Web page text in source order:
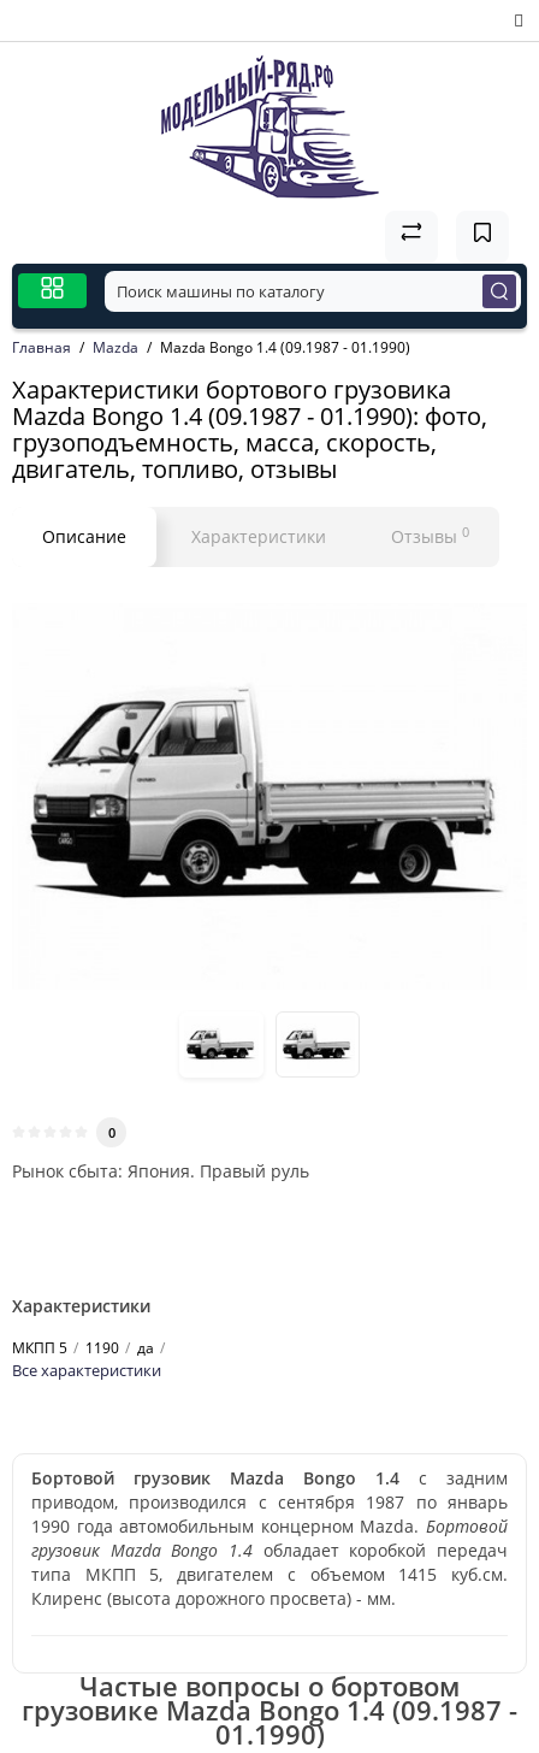
Главная Mazda Mazda Bongo 1.4 (09.1987 - 01.1990)
Характеристики бортового грузовика
Mazda Bongo 1.4 (09.1987 - 01.1990): фото,
грузоподъемность, масса, скорость,
двигатель, топливо, отзывы
Описание Характеристики Отзывы 0
0
Рынок сбыта: Япония. Правый руль
Характеристики
МКПП 5 1190 да
Все характеристики
Бортовой грузовик Mazda Bongo 1.4 с задним
приводом, производился с сентября 1987 по январь
1990 года автомобильным концерном Mazda. Бортовой
грузовик Mazda Bongo 1.4 обладает коробкой передач
типа МКПП 5, двигателем с объемом 1415 куб.см.
Клиренс (высота дорожного просвета) - мм.
Частые вопросы о бортовом
грузовике Mazda Bongo 1.4 (09.1987 -
01.1990)